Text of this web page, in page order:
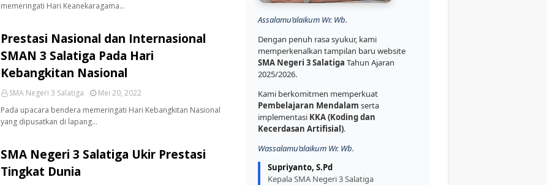
memeringati Hari Keanekaragama…
Prestasi Nasional dan Internasional
SMAN 3 Salatiga Pada Hari
Kebangkitan Nasional
SMA Negeri 3 Salatiga
Mei 20, 2022
Pada upacara bendera memeringati Hari Kebangkitan Nasional
yang dipusatkan di lapang…
SMA Negeri 3 Salatiga Ukir Prestasi
Tingkat Dunia
Assalamu’alaikum Wr. Wb.
Dengan penuh rasa syukur, kami
memperkenalkan tampilan baru website
SMA Negeri 3 Salatiga Tahun Ajaran
2025/2026.
Kami berkomitmen memperkuat
Pembelajaran Mendalam serta
implementasi KKA (Koding dan
Kecerdasan Artifisial).
Wassalamu’alaikum Wr. Wb.
Supriyanto, S.Pd
Kepala SMA Negeri 3 Salatiga